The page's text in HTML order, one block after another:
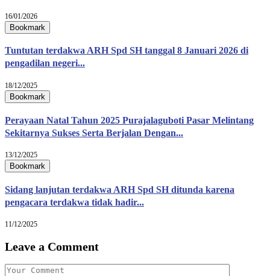
16/01/2026
Bookmark
Tuntutan terdakwa ARH Spd SH tanggal 8 Januari 2026 di
pengadilan negeri...
18/12/2025
Bookmark
Perayaan Natal Tahun 2025 Purajalaguboti Pasar Melintang
Sekitarnya Sukses Serta Berjalan Dengan...
13/12/2025
Bookmark
Sidang lanjutan terdakwa ARH Spd SH ditunda karena
pengacara terdakwa tidak hadir...
11/12/2025
Leave a Comment